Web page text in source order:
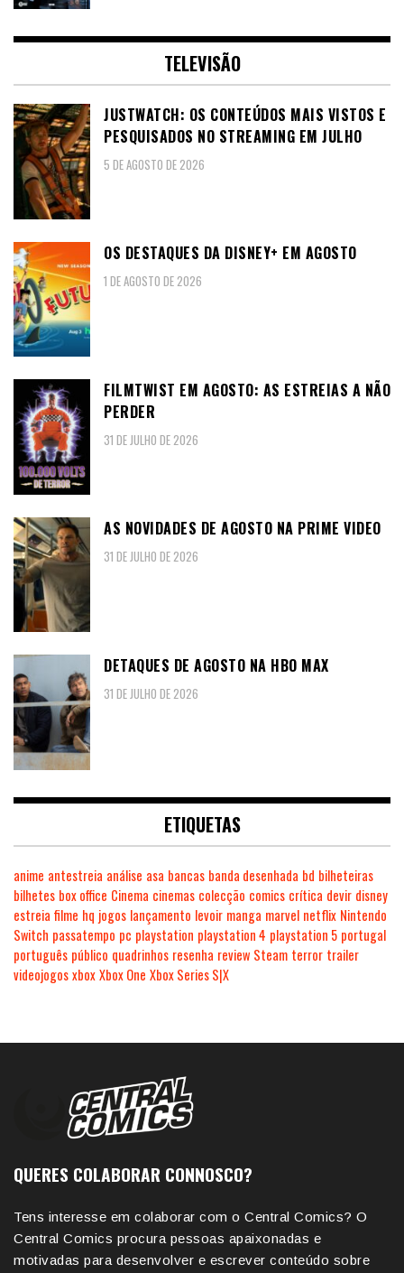
TELEVISÃO
JUSTWATCH: OS CONTEÚDOS MAIS VISTOS E
PESQUISADOS NO STREAMING EM JULHO
5 DE AGOSTO DE 2026
OS DESTAQUES DA DISNEY+ EM AGOSTO
1 DE AGOSTO DE 2026
FILMTWIST EM AGOSTO: AS ESTREIAS A NÃO
PERDER
31 DE JULHO DE 2026
AS NOVIDADES DE AGOSTO NA PRIME VIDEO
31 DE JULHO DE 2026
DETAQUES DE AGOSTO NA HBO MAX
31 DE JULHO DE 2026
ETIQUETAS
anime antestreia análise asa bancas banda desenhada bd bilheteiras
bilhetes box office Cinema cinemas colecção comics crítica devir disney
estreia filme hq jogos lançamento levoir manga marvel netflix Nintendo
Switch passatempo pc playstation playstation 4 playstation 5 portugal
português público quadrinhos resenha review Steam terror trailer
videojogosxboxXbox One Xbox Series S|X
QUERES COLABORAR CONNOSCO?
Tens interesse em colaborar com o Central Comics? O
Central Comics procura pessoas apaixonadas e
motivadas para desenvolver e escrever conteúdo sobre